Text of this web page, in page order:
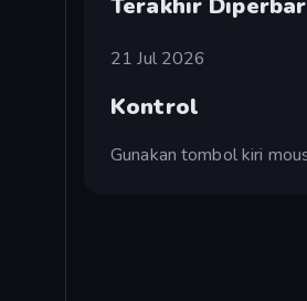
Terakhir
21 Jul 2026
Kontrol
Gunakan tombol kiri